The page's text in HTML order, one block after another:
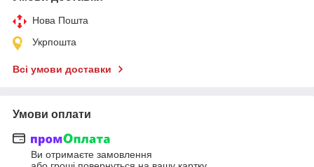
Нова Пошта
Укрпошта
Всі умови доставки
Умови оплати
Ви отримаєте замовлення